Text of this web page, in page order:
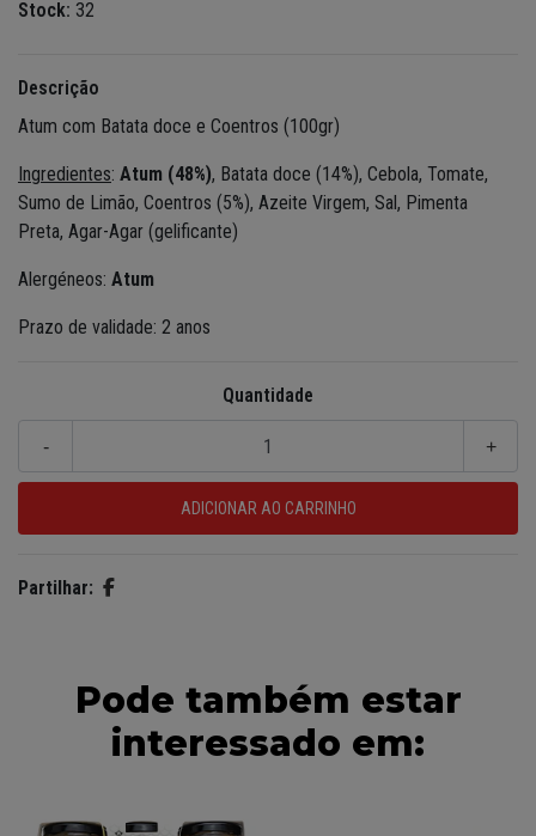
Stock: 32
Descrição
Atum com Batata doce e Coentros (100gr)
Ingredientes: Atum (48%), Batata doce (14%), Cebola, Tomate,
Sumo de Limão, Coentros (5%), Azeite Virgem, Sal, Pimenta
Preta, Agar-Agar (gelificante)
Alergéneos: Atum
Prazo de validade: 2 anos
Quantidade
+
-
Partilhar:
Pode também estar
interessado em: